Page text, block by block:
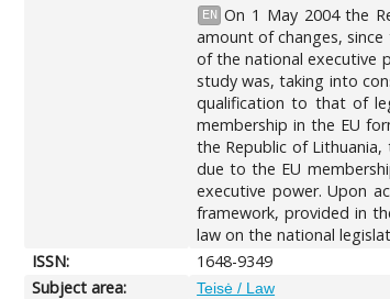
EN On 1 May 2004 the
amount of changes,
of the national executive
study was, taking into
qualification to that of
membership in the EU
the Republic of
due to the EU
executive power. Upon
framework, provided in
law on the national
ISSN:
1648-9349
Subject area:
Teisė / Law